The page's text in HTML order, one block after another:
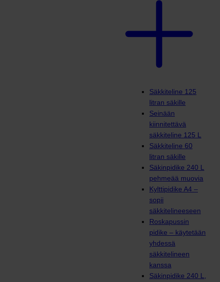
Säkkiteline 125
litran säkille
Seinään
kiinnitettävä
säkkiteline 125 L
Säkkiteline 60
litran säkille
Säkinpidike 240 L
pehmeää muovia
Kylttipidike A4 –
sopii
säkkitelineeseen
Roskapussin
pidike – käytetään
yhdessä
säkkitelineen
kanssa
Säkinpidike 240 L,